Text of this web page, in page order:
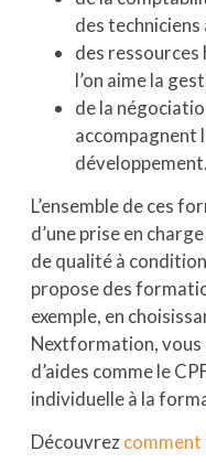
des techniciens
des ressources
l’on aime la
de la
accompagnent
développement.
L’ensemble de ces
d’une prise en
de qualité à
propose des
exemple, en
Nextformation, vous
d’aides comme le
individuelle à la
Découvrez